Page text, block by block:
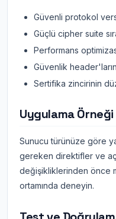
Güvenli protokol
Güçlü cipher suite
Performans
Güvenlik
Sertifika zincirinin
Uygulama Örneği
Sunucu türünüze göre
gereken direktifler ve
değişikliklerinden önce
ortamında deneyin.